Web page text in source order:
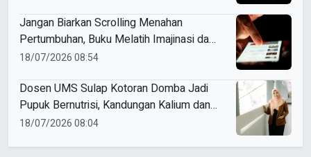
Jangan Biarkan Scrolling Menahan
Pertumbuhan, Buku Melatih Imajinasi dan
Cara Berpikir
18/07/2026 08:54
Dosen UMS Sulap Kotoran Domba Jadi
Pupuk Bernutrisi, Kandungan Kalium dan
Fosfor Naik 20 Persen
18/07/2026 08:04